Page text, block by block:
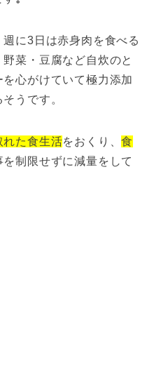
に3日は赤身肉を食べる
菜・豆腐など自炊のと
心がけていて極力添加
うです。
れた食生活をおくり、食
を制限せずに減量をして